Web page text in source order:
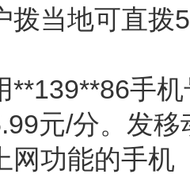
当地可直拨
手
元/分。发
功能的手机